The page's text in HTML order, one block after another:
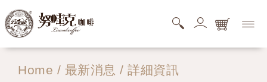
Home / 最新消息 / 詳細資訊
購物商品清單